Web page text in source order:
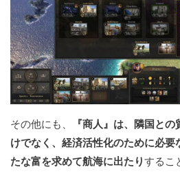
その他にも、
『商人』は、隣国と
けでなく、経済活性化のために必
たな富を求めて航海に出たりするこ